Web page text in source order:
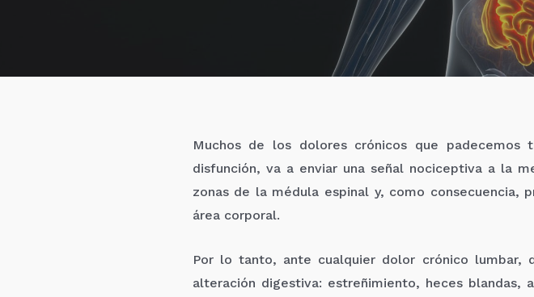
Muchos de los dolores crónicos que padecemos
disfunción, va a enviar una señal nociceptiva a la
zonas de la médula espinal y, como consecuencia,
área corporal.
Por lo tanto, ante cualquier dolor crónico
alteración digestiva: estreñimiento, heces blandas,